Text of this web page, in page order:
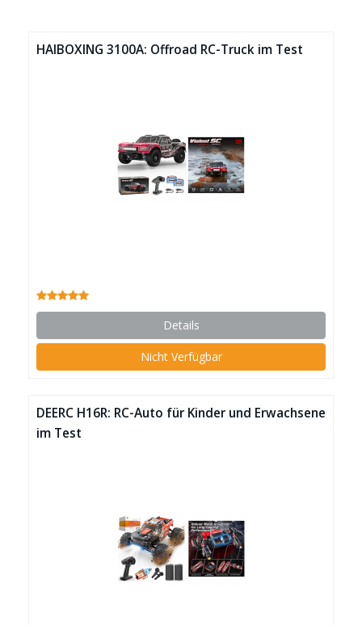
HAIBOXING 3100A: Offroad RC-Truck im Test
Details
Nicht Verfügbar
DEERC H16R: RC-Auto für Kinder und Erwachsene
im Test